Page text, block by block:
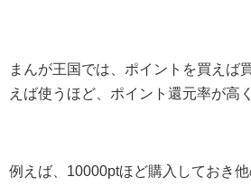
まんが王国では、ポイントを買えば
えば使うほど、ポイント還元率が高
例えば、10000ptほど購入しておき